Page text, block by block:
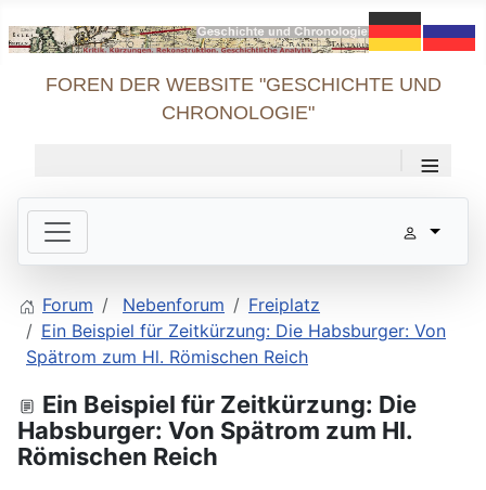
FOREN DER WEBSITE "GESCHICHTE UND
CHRONOLOGIE"
≡
Forum Nebenforum
Freiplatz
Ein Beispiel für Zeitkürzung: Die Habsburger: Von
Spätrom zum Hl. Römischen Reich
Ein Beispiel für Zeitkürzung: Die
Habsburger: Von Spätrom zum Hl.
Römischen Reich